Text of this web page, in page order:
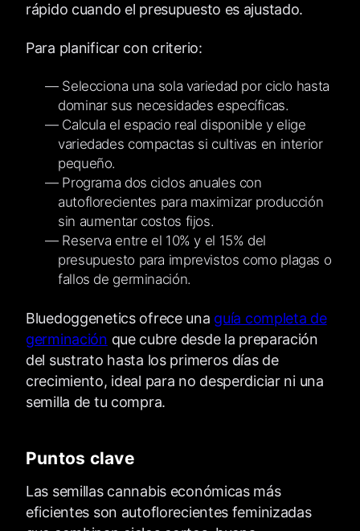
rápido cuando el presupuesto es ajustado.
Para planificar con criterio:
Selecciona una sola variedad por ciclo hasta
dominar sus necesidades específicas.
Calcula el espacio real disponible y elige
variedades compactas si cultivas en interior
pequeño.
Programa dos ciclos anuales con
autoflorecientes para maximizar producción
sin aumentar costos fijos.
Reserva entre el 10% y el 15% del
presupuesto para imprevistos como plagas o
fallos de germinación.
Bluedoggenetics ofrece una guía completa de
germinación que cubre desde la preparación
del sustrato hasta los primeros días de
crecimiento, ideal para no desperdiciar ni una
semilla de tu compra.
Puntos clave
Las semillas cannabis económicas más
eficientes son autoflorecientes feminizadas